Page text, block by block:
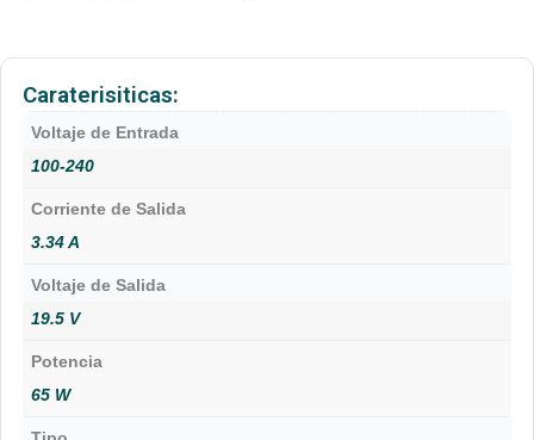
Caraterisiticas:
Voltaje de Entrada
100-240
Corriente de Salida
3.34 A
Voltaje de Salida
19.5 V
Potencia
65 W